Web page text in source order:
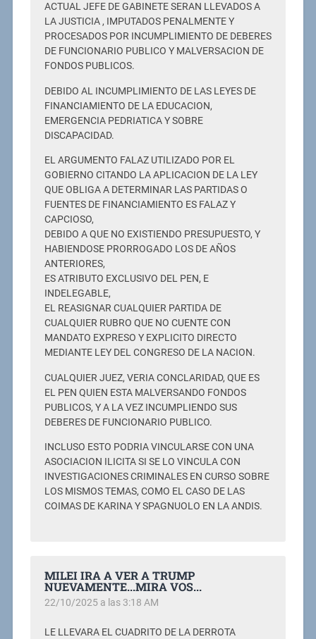
ACTUAL JEFE DE GABINETE SERAN LLEVADOS A
LA JUSTICIA , IMPUTADOS PENALMENTE Y
PROCESADOS POR INCUMPLIMIENTO DE DEBERES
DE FUNCIONARIO PUBLICO Y MALVERSACION DE
FONDOS PUBLICOS.
DEBIDO AL INCUMPLIMIENTO DE LAS LEYES DE
FINANCIAMIENTO DE LA EDUCACION,
EMERGENCIA PEDRIATICA Y SOBRE
DISCAPACIDAD.
EL ARGUMENTO FALAZ UTILIZADO POR EL
GOBIERNO CITANDO LA APLICACION DE LA LEY
QUE OBLIGA A DETERMINAR LAS PARTIDAS O
FUENTES DE FINANCIAMIENTO ES FALAZ Y
CAPCIOSO,
DEBIDO A QUE NO EXISTIENDO PRESUPUESTO, Y
HABIENDOSE PRORROGADO LOS DE AÑOS
ANTERIORES,
ES ATRIBUTO EXCLUSIVO DEL PEN, E
INDELEGABLE,
EL REASIGNAR CUALQUIER PARTIDA DE
CUALQUIER RUBRO QUE NO CUENTE CON
MANDATO EXPRESO Y EXPLICITO DIRECTO
MEDIANTE LEY DEL CONGRESO DE LA NACION.
CUALQUIER JUEZ, VERIA CONCLARIDAD, QUE ES
EL PEN QUIEN ESTA MALVERSANDO FONDOS
PUBLICOS, Y A LA VEZ INCUMPLIENDO SUS
DEBERES DE FUNCIONARIO PUBLICO.
INCLUSO ESTO PODRIA VINCULARSE CON UNA
ASOCIACION ILICITA SI SE LO VINCULA CON
INVESTIGACIONES CRIMINALES EN CURSO SOBRE
LOS MISMOS TEMAS, COMO EL CASO DE LAS
COIMAS DE KARINA Y SPAGNUOLO EN LA ANDIS.
MILEI IRA A VER A TRUMP
NUEVAMENTE...MIRA VOS...
22/10/2025 a las 3:18 AM
LE LLEVARA EL CUADRITO DE LA DERROTA